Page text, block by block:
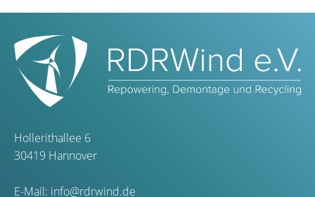
Hollerithallee 6
30419 Hannover
E-Mail: info@rdrwind.de